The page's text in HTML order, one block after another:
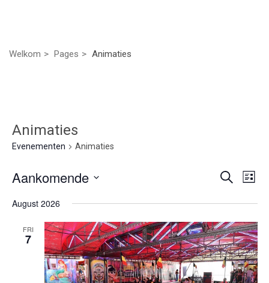
Welkom Pages Animaties
Animaties
Evenementen Animaties
en
Zoeken
Lijst
Aankomende
een
August 2026
FRI
7